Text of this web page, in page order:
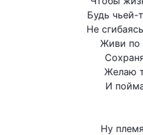
Будь чьей-
Не
Живи по
Желаю
И
Ну